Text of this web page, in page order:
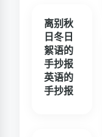
离别秋
日冬日
絮语的
手抄报
英语的
手抄报